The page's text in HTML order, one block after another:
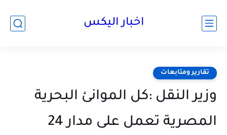
اخبار اليكس
تقارير ومتابعات
وزير النقل :كل الموانئ البحرية
المصرية تعمل على مدار 24